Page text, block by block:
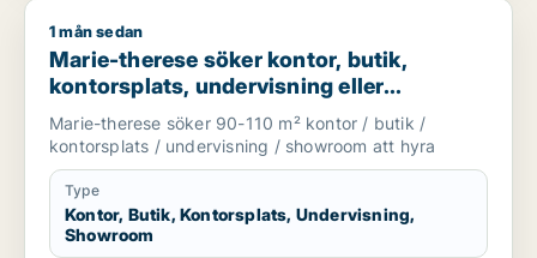
Marie-therese söker kontor, butik, kontorsplats,
1 mån sedan
Marie-therese söker kontor, butik,
kontorsplats, undervisning eller
showroom för uthyrning i Upplands
Väsby, Järfälla eller Upplands-Bro m.fl.
Marie-therese söker 90-110 m² kontor / butik /
kontorsplats / undervisning / showroom att hyra
Type
Kontor, Butik, Kontorsplats, Undervisning,
Showroom